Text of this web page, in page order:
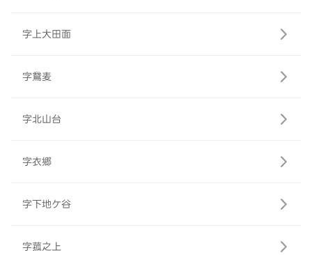
字上大田面
字鵞麦
字北山台
字衣郷
字下地ケ谷
字菰之上